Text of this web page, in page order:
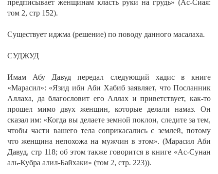
предписывает женщинам класть руки на грудь» (Ас-Сиая:
том 2, стр 152).
Существует иджма (решение) по поводу данного масалаха.
СУДЖУД
Имам Абу Давуд передал следующий хадис в книге
«Марасил»: «Язид ибн Аби Хабиб заявляет, что Посланник
Аллаха, да благословит его Аллах и приветствует, как-то
прошел мимо двух женщин, которые делали намаз. Он
сказал им: «Когда вы делаете земной поклон, следите за тем,
чтобы части вашего тела соприкасались с землей, потому
что женщина непохожа на мужчин в этом». (Марасил Аби
Давуд, стр 118; об этом также говорится в книге «Ас-Сунан
аль-Кубра алил-Байхаки» (том 2, стр. 223)).